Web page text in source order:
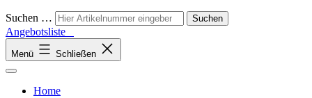
Suchen …
Angebotsliste
Menü Schließen
Home